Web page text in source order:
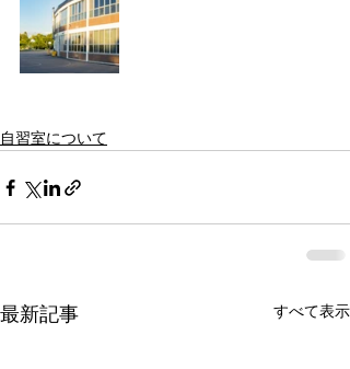
自習室について
最新記事 すべて表示